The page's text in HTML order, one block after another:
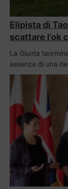
Elipista di
scattare l’ok
La Giunta
assenza di una